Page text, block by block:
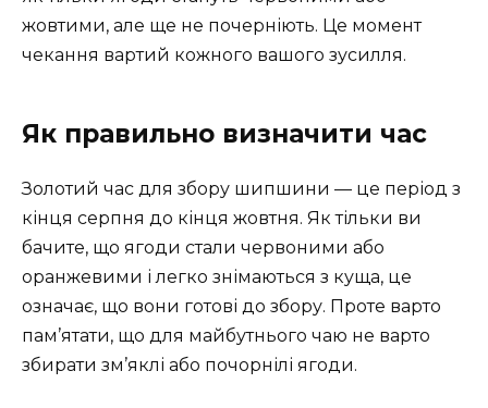
жовтими, але ще не почерніють. Це момент
чекання вартий кожного вашого зусилля.
Як правильно визначити час
Золотий час для збору шипшини — це період з
кінця серпня до кінця жовтня. Як тільки ви
бачите, що ягоди стали червоними або
оранжевими і легко знімаються з куща, це
означає, що вони готові до збору. Проте варто
пам’ятати, що для майбутнього чаю не варто
збирати зм’яклі або почорнілі ягоди.